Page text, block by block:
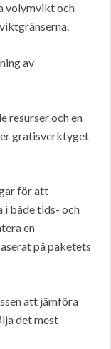
volymvikt och
av
resurser och en
gratisverktyget
för att
i både tids- och
en
på paketets
att jämföra
det mest